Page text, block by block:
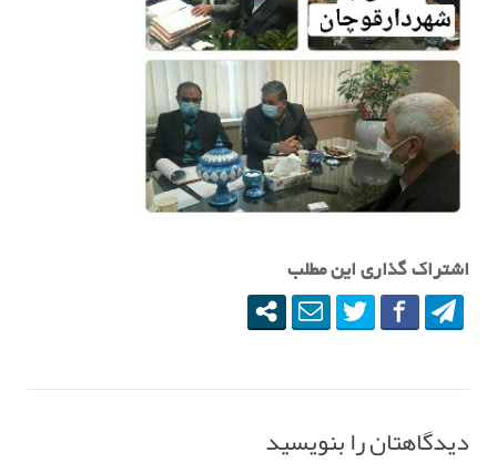
اشتراک گذاری این مطلب
دیدگاهتان را بنویسید